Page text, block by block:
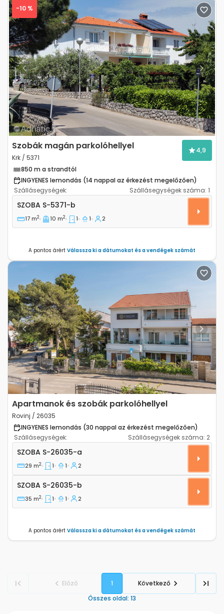
Previous Next
-10 %
Szobák magán parkolóhellyel
Krk / 5371
4,9
850 m a strandtól
INGYENES lemondás (14 nappal az érkezést megelőzően)
Szállásegységek:
Szállásegységek száma: 1
Szoba Krk S-5371-b
SZOBA S-5371-b
17 m2 10 m2 1 1 2
A pontos árért Válassza ki a dátumokat és a vendégek számát
Previous Next
Apartmanok és szobák parkolóhellyel
Rovinj / 26035
INGYENES lemondás (30 nappal az érkezést megelőzően)
Szállásegységek:
Szállásegységek száma: 2
Szoba Rovinj S-26035-a
SZOBA S-26035-a
29 m2 1 1 2
Szoba S-26035-b
SZOBA S-26035-b
35 m2 1 1 2
A pontos árért Válassza ki a dátumokat és a vendégek számát
Előző 1
Következő
Összes oldal: 13